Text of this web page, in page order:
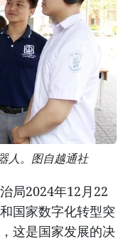
人。图自越通社
局2024年12月22
国家数字化转型突
这是国家发展的决